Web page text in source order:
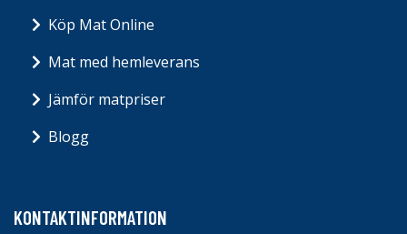
Köp Mat Online
Mat med hemleverans
Jämför matpriser
Blogg
KONTAKTINFORMATION